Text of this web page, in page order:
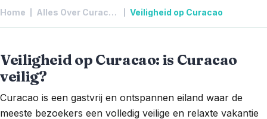
Home Alles Over Curacao Veiligheid op Curacao
Veiligheid op Curacao: is Curacao
veilig?
Curacao is een gastvrij en ontspannen eiland waar de
meeste bezoekers een volledig veilige en relaxte vakantie